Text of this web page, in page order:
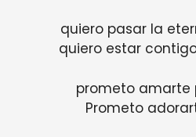
quiero pasar la
quiero estar
prometo amarte
Prometo